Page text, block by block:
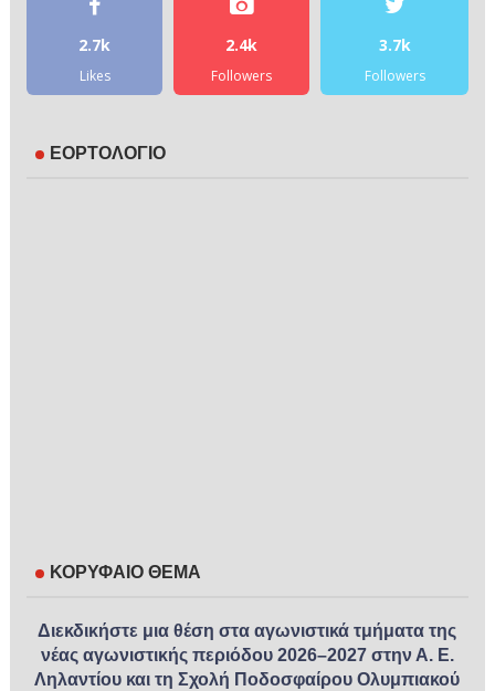
2.7k
Likes
2.4k
Followers
3.7k
Followers
ΕΟΡΤΟΛΟΓΙΟ
ΚΟΡΥΦΑΙΟ ΘΕΜΑ
Διεκδικήστε μια θέση στα αγωνιστικά τμήματα της
νέας αγωνιστικής περιόδου 2026–2027 στην Α. Ε.
Ληλαντίου και τη Σχολή Ποδοσφαίρου Ολυμπιακού